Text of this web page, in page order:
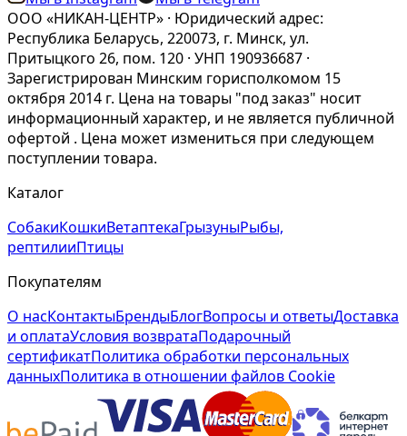
ООО «НИКАН-ЦЕНТР» · Юридический адрес:
Республика Беларусь, 220073, г. Минск, ул.
Притыцкого 26, пом. 120 · УНП 190936687 ·
Зарегистрирован Минским горисполкомом 15
октября 2014 г. Цена на товары "под заказ" носит
информационный характер, и не является публичной
офертой . Цена может измениться при следующем
поступлении товара.
Каталог
СобакиКошкиВетаптекаГрызуныРыбы,
рептилииПтицы
Покупателям
О насКонтактыБрендыБлогВопросы и ответыДоставка
и оплатаУсловия возвратаПодарочный
сертификатПолитика обработки персональных
данныхПолитика в отношении файлов Cookie